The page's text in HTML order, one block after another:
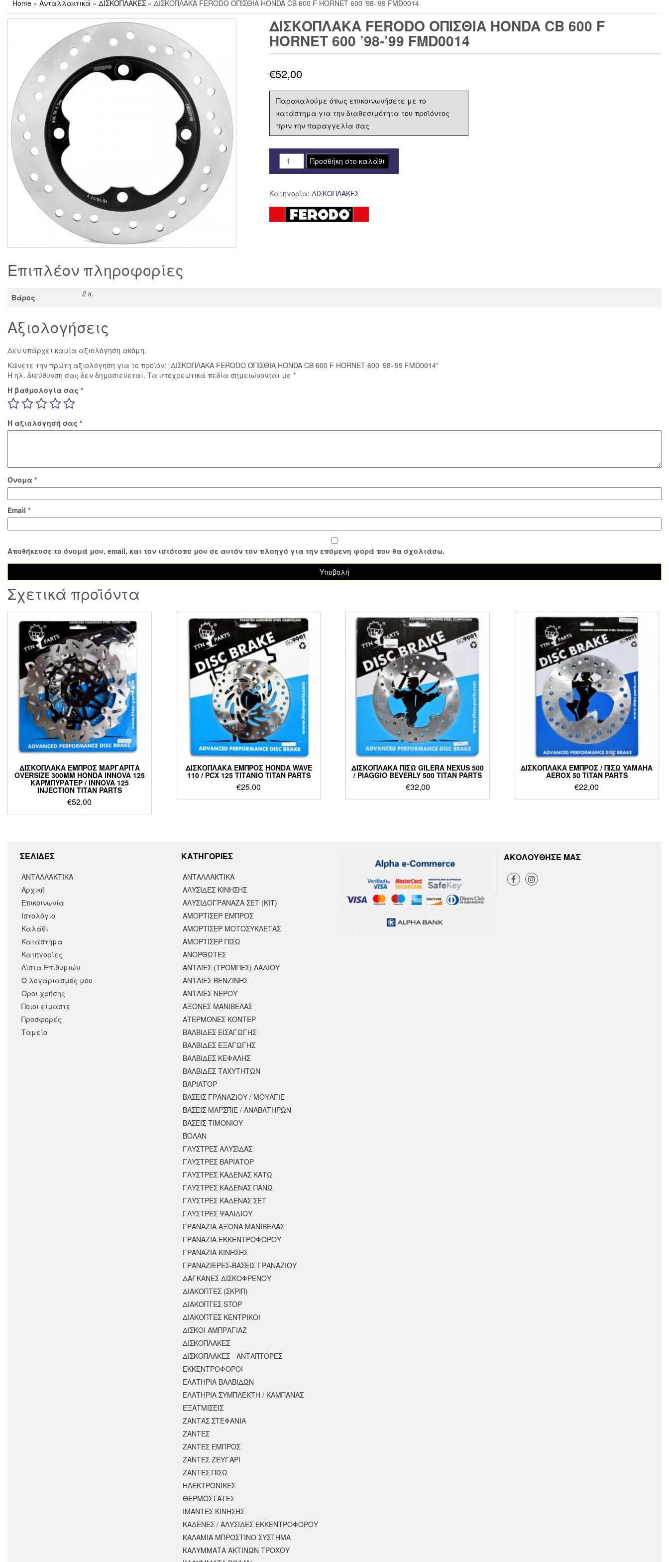
Home » Ανταλλακτικά » ΔΙΣΚΟΠΛΑΚΕΣ » ΔΙΣΚΟΠΛΑΚΑ FERODO ΟΠΙΣΘΙΑ HONDA CB 600 F HORNET 600 ’98-’99 FMD0014
ΔΙΣΚΟΠΛΑΚΑ FERODO ΟΠΙΣΘΙΑ HONDA CB 600 F
HORNET 600 ’98-’99 FMD0014
€52,00
Παρακαλούμε όπως επικοινωνήσετε με το
κατάστημα για την διαθεσιμότητα του προϊόντος
πριν την παραγγελία σας
ΔΙΣΚΟΠΛΑΚΑ
FERODO
HONDA
CB
600
ποσότητα
Προσθήκη στο καλάθι
Κατηγορία: ΔΙΣΚΟΠΛΑΚΕΣ
Επιπλέον πληροφορίες
Βάρος 2 κ.
Αξιολογήσεις
Δεν υπάρχει καμία αξιολόγηση ακόμη.
Κάνετε την πρώτη αξιολόγηση για το προϊόν: “ΔΙΣΚΟΠΛΑΚΑ FERODO ΟΠΙΣΘΙΑ HONDA CB 600 F HORNET 600 ’98-’99 FMD0014”
Η ηλ. διεύθυνση σας δεν δημοσιεύεται. Τα υποχρεωτικά πεδία σημειώνονται με *
Η βαθμολογία σας *
Η αξιολόγησή σας *
Όνομα *
Email *
Αποθήκευσε το όνομά μου, email, και τον ιστότοπο μου σε αυτόν τον πλοηγό για την επόμενη φορά που θα σχολιάσω.
Σχετικά προϊόντα
ΔΙΣΚΟΠΛΑΚΑ ΕΜΠΡΟΣ ΜΑΡΓΑΡΙΤΑ
OVERSIZE 300MM HONDA INNOVA 125
ΚΑΡΜΠΥΡΑΤΕΡ / INNOVA 125
INJECTION TITAN PARTS
€52,00
ΔΙΣΚΟΠΛΑΚΑ ΕΜΠΡΟΣ HONDA WAVE
110 / PCX 125 ΤΙΤΑΝΙΟ TITAN PARTS
€25,00
ΔΙΣΚΟΠΛΑΚΑ ΠΙΣΩ GILERA NEXUS 500
/ PIAGGIO BEVERLY 500 TITAN PARTS
€32,00
ΔΙΣΚΟΠΛΑΚΑ ΕΜΠΡΟΣ / ΠΙΣΩ YAMAHA
AEROX 50 TITAN PARTS
€22,00
ΣΕΛΙΔΕΣ
ΑΝΤΑΛΛΑΚΤΙΚΑ
Αρχική
Επικοινωνία
Ιστολόγιο
Καλάθι
Κατάστημα
Κατηγορίες
Λίστα Επιθυμιών
Ο λογαριασμός μου
Όροι χρήσης
Ποιοι είμαστε
Προσφορές
Ταμείο
KΑΤΗΓΟΡΙΕΣ
ΑΝΤΑΛΛΑΚΤΙΚΆ
ΑΛΥΣΙΔΕΣ ΚΙΝΗΣΗΣ
ΑΛΥΣΙΔΟΓΡΑΝΑΖΑ ΣΕΤ (ΚΙΤ)
ΑΜΟΡΤΙΣΕΡ ΕΜΠΡΟΣ
ΑΜΟΡΤΙΣΈΡ ΜΟΤΟΣΥΚΛΈΤΑΣ
ΑΜΟΡΤΙΣΕΡ ΠΙΣΩ
ΑΝΟΡΘΩΤΕΣ
ΑΝΤΛΙΕΣ (ΤΡΟΜΠΕΣ) ΛΑΔΙΟΥ
ΑΝΤΛΙΕΣ ΒΕΝΖΙΝΗΣ
ΑΝΤΛΙΕΣ ΝΕΡΟΥ
ΑΞΟΝΕΣ ΜΑΝΙΒΕΛΑΣ
ΑΤΕΡΜΟΝΕΣ ΚΟΝΤΕΡ
ΒΑΛΒΙΔΕΣ ΕΙΣΑΓΩΓΗΣ
ΒΑΛΒΙΔΕΣ ΕΞΑΓΩΓΗΣ
ΒΑΛΒΙΔΕΣ ΚΕΦΑΛΗΣ
ΒΑΛΒΙΔΕΣ ΤΑΧΥΤΗΤΩΝ
ΒΑΡΙΑΤΟΡ
ΒΑΣΕΙΣ ΓΡΑΝΑΖΙΟΥ / ΜΟΥΑΓΙΕ
ΒΑΣΕΙΣ ΜΑΡΣΠΙΕ / ΑΝΑΒΑΤΗΡΩΝ
ΒΑΣΕΙΣ ΤΙΜΟΝΙΟΥ
ΒΟΛΑΝ
ΓΛΥΣΤΡΕΣ ΑΛΥΣΙΔΑΣ
ΓΛΥΣΤΡΕΣ ΒΑΡΙΑΤΟΡ
ΓΛΥΣΤΡΕΣ ΚΑΔΕΝΑΣ ΚΑΤΩ
ΓΛΥΣΤΡΕΣ ΚΑΔΕΝΑΣ ΠΑΝΩ
ΓΛΥΣΤΡΕΣ ΚΑΔΕΝΑΣ ΣΕΤ
ΓΛΥΣΤΡΕΣ ΨΑΛΙΔΙΟΥ
ΓΡΑΝΑΖΙΑ ΑΞΟΝΑ ΜΑΝΙΒΕΛΑΣ
ΓΡΑΝΑΖΙΑ ΕΚΚΕΝΤΡΟΦΟΡΟΥ
ΓΡΑΝΑΖΙΑ ΚΙΝΗΣΗΣ
ΓΡΑΝΑΖΙΕΡΕΣ-ΒΑΣΕΙΣ ΓΡΑΝΑΖΙΟΥ
ΔΑΓΚΑΝΕΣ ΔΙΣΚΟΦΡΕΝΟΥ
ΔΙΑΚΟΠΤΕΣ (ΣΚΡΙΠ)
ΔΙΑΚΟΠΤΕΣ STOP
ΔΙΑΚΟΠΤΕΣ ΚΕΝΤΡΙΚΟΙ
ΔΙΣΚΟΙ ΑΜΠΡΑΓΙΑΖ
ΔΙΣΚΟΠΛΑΚΕΣ
ΔΙΣΚΟΠΛΑΚΕΣ - ΑΝΤΑΠΤΟΡΕΣ
ΕΚΚΕΝΤΡΟΦΟΡΟΙ
ΕΛΑΤΗΡΙΑ ΒΑΛΒΙΔΩΝ
ΕΛΑΤΗΡΙΑ ΣΥΜΠΛΕΚΤΗ / ΚΑΜΠΑΝΑΣ
ΕΞΑΤΜΙΣΕΙΣ
ΖΑΝΤΑΣ ΣΤΕΦΑΝΙΑ
ΖΑΝΤΕΣ
ΖΑΝΤΕΣ ΕΜΠΡΟΣ
ΖΑΝΤΕΣ ΖΕΥΓΑΡΙ
ΖΑΝΤΕΣ ΠΙΣΩ
ΗΛΕΚΤΡΟΝΙΚΕΣ
ΘΕΡΜΟΣΤΑΤΕΣ
ΙΜΑΝΤΕΣ ΚΙΝΗΣΗΣ
ΚΑΔΕΝΕΣ / ΑΛΥΣΙΔΕΣ ΕΚΚΕΝΤΡΟΦΟΡΟΥ
ΚΑΛΑΜΙΑ ΜΠΡΟΣΤΙΝΟ ΣΥΣΤΗΜΑ
ΚΑΛΥΜΜΑΤΑ ΑΚΤΙΝΩΝ ΤΡΟΧΟΥ
ΑΚΟΛΟΥΘΗΣΕ ΜΑΣ